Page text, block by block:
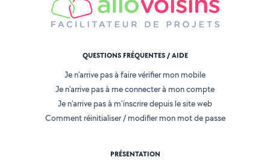
QUESTIONS FRÉQUENTES / AIDE
Je n'arrive pas à faire vérifier mon mobile
Je n'arrive pas à me connecter à mon compte
Je n'arrive pas à m'inscrire depuis le site web
Comment réinitialiser / modifier mon mot de passe
PRÉSENTATION